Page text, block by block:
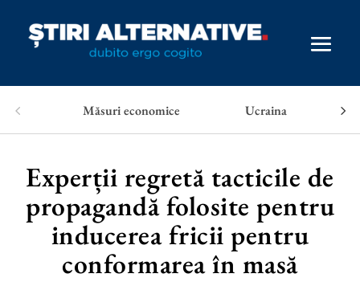
Măsuri economice Ucraina
Experții regretă tacticile de
propagandă folosite pentru
inducerea fricii pentru
conformarea în masă